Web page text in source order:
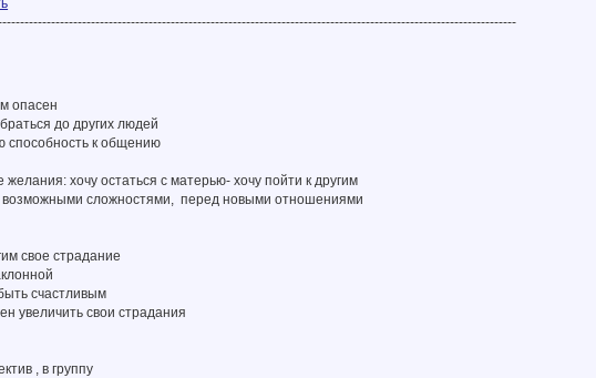
опасен
до других людей
способность к общению
хочу остаться с матерью- хочу пойти к другим
возможными сложностями, перед новыми отношениями
свое страдание
счастливым
увеличить свои страдания
, в группу